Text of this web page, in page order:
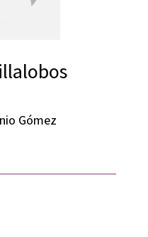
Gómez